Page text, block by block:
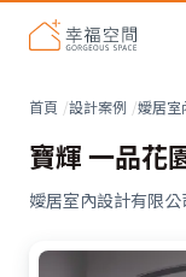
首頁 設計案例 嬡居室
寶輝 一品花
嬡居室內設計有限公